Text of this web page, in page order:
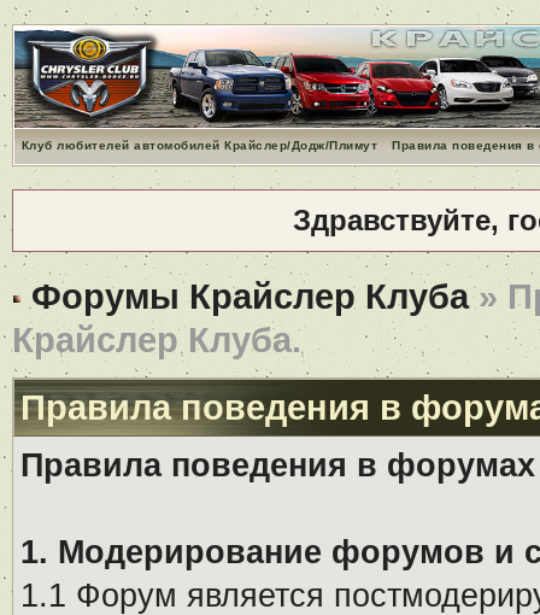
Клуб любителей автомобилей Крайслер/Додж/Плимут Правила поведения
Здравствуйте,
Форумы Крайслер Клуба»
Крайслер Клуба.
Правила поведения в
Правила поведения в
1. Модерирование форумов и
1.1 Форум является